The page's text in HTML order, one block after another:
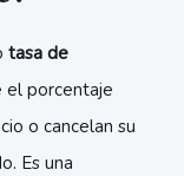
tasa de
el porcentaje
o cancelan su
Es una